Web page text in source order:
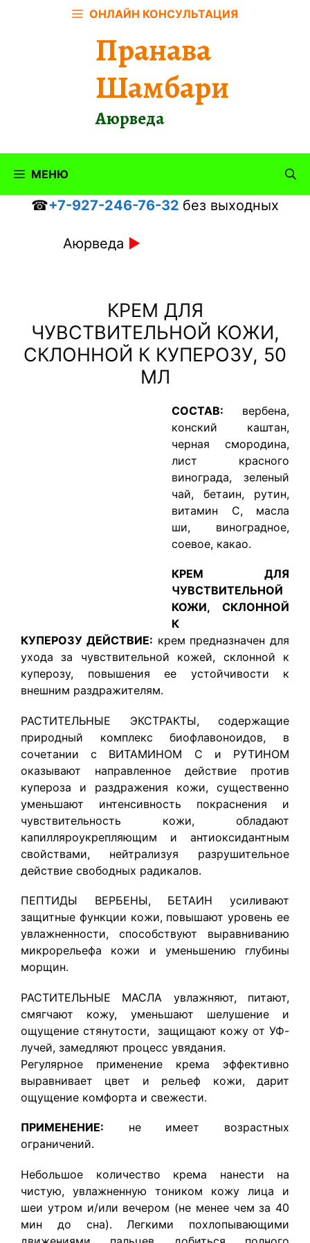
ОНЛАЙН КОНСУЛЬТАЦИЯ
Пранава
Шамбари
Аюрведа
МЕНЮ
☎+7-927-246-76-32 без выходных
Аюрведа ►
КРЕМ ДЛЯ
ЧУВСТВИТЕЛЬНОЙ КОЖИ,
СКЛОННОЙ К КУПЕРОЗУ, 50
МЛ
СОСТАВ: вербена,
конский каштан,
черная смородина,
лист красного
винограда, зеленый
чай, бетаин, рутин,
витамин С, масла
ши, виноградное,
соевое, какао.
КРЕМ ДЛЯ
ЧУВСТВИТЕЛЬНОЙ
КОЖИ, СКЛОННОЙ
К
КУПЕРОЗУ ДЕЙСТВИЕ: крем предназначен для
ухода за чувствительной кожей, склонной к
куперозу, повышения ее устойчивости к
внешним раздражителям.
РАСТИТЕЛЬНЫЕ ЭКСТРАКТЫ, содержащие
природный комплекс биофлавоноидов, в
сочетании с ВИТАМИНОМ С и РУТИНОМ
оказывают направленное действие против
купероза и раздражения кожи, существенно
уменьшают интенсивность покраснения и
чувствительность кожи, обладают
капилляроукрепляющим и антиоксидантным
свойствами, нейтрализуя разрушительное
действие свободных радикалов.
ПЕПТИДЫ ВЕРБЕНЫ, БЕТАИН усиливают
защитные функции кожи, повышают уровень ее
увлажненности, способствуют выравниванию
микрорельефа кожи и уменьшению глубины
морщин.
РАСТИТЕЛЬНЫЕ МАСЛА увлажняют, питают,
смягчают кожу, уменьшают шелушение и
ощущение стянутости, защищают кожу от УФ-
лучей, замедляют процесс увядания.
Регулярное применение крема эффективно
выравнивает цвет и рельеф кожи, дарит
ощущение комфорта и свежести.
ПРИМЕНЕНИЕ: не имеет возрастных
ограничений.
Небольшое количество крема нанести на
чистую, увлажненную тоником кожу лица и
шеи утром и/или вечером (не менее чем за 40
мин до сна). Легкими похлопывающими